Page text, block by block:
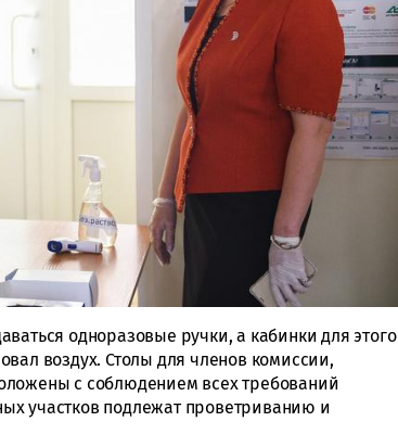
одноразовые ручки, а кабинки для этого
воздух. Столы для членов комиссии,
с соблюдением всех требований
участков подлежат проветриванию и